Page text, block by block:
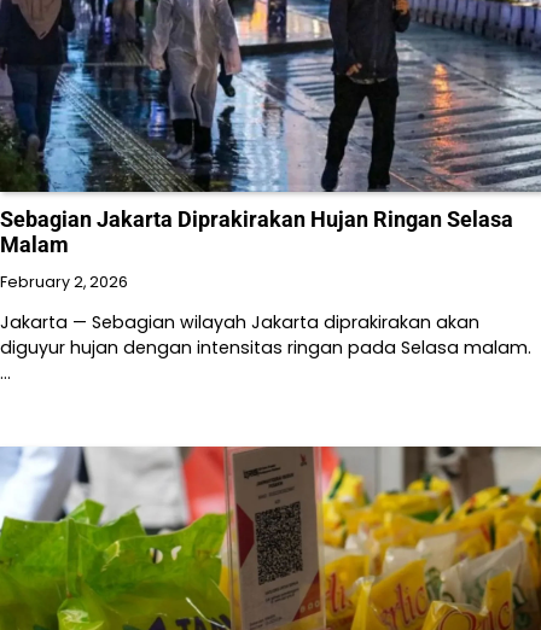
Sebagian Jakarta Diprakirakan Hujan Ringan Selasa
Malam
February 2, 2026
Jakarta — Sebagian wilayah Jakarta diprakirakan akan
diguyur hujan dengan intensitas ringan pada Selasa malam.
…